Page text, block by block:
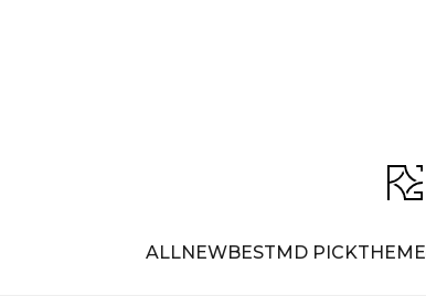
ALLNEWBESTMD PICKTHEME